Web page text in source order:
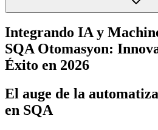
Integrando IA y
SQA Otomasyon:
Éxito en 2026
El auge de la
en SQA